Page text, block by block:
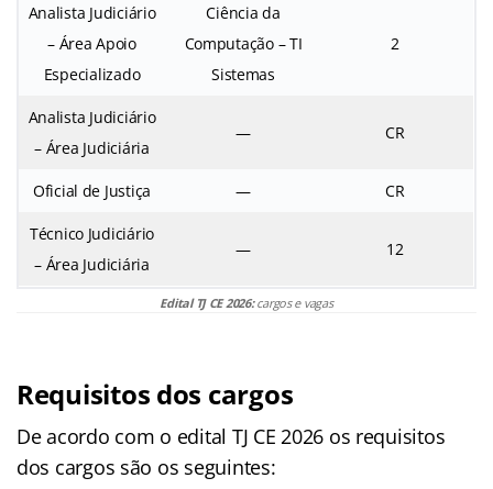
Analista Judiciário
– Área Apoio
Especializado
Ciência da
Computação – TI
Sistemas
2
Analista Judiciário
– Área Judiciária
— CR
Oficial de Justiça — CR
Técnico Judiciário
– Área Judiciária
— 12
Edital TJ CE 2026:cargos e vagas
Requisitos dos cargos
De acordo com o edital TJ CE 2026 os requisitos
dos cargos são os seguintes: